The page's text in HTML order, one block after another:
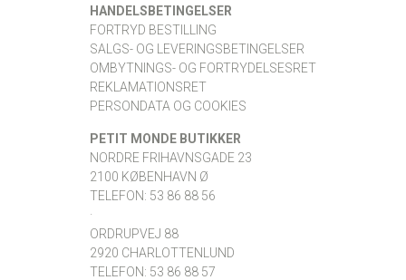
HANDELSBETINGELSER
FORTRYD BESTILLING
SALGS- OG LEVERINGSBETINGELSER
OMBYTNINGS- OG FORTRYDELSESRET
REKLAMATIONSRET
PERSONDATA OG COOKIES
PETIT MONDE BUTIKKER
NORDRE FRIHAVNSGADE 23
2100 KØBENHAVN Ø
TELEFON: 53 86 88 56
·
ORDRUPVEJ 88
2920 CHARLOTTENLUND
TELEFON: 53 86 88 57